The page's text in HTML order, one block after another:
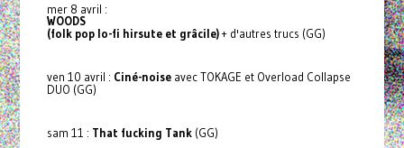
mer 8 avril :
WOODS
(folk pop lo-fi hirsute et grâcile)+ d'autres trucs (GG)
ven 10 avril : Ciné-noiseavec TOKAGE et Overload Collapse
DUO (GG)
sam 11 : That fucking Tank(GG)